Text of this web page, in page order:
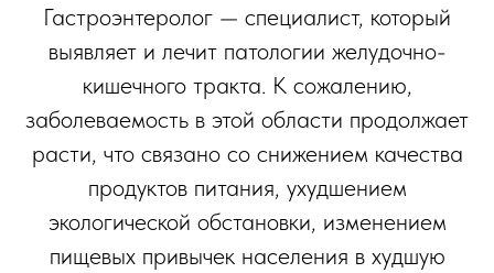
Гастроэнтеролог — специалист, который
выявляет и лечит патологии желудочно-
кишечного тракта. К сожалению,
заболеваемость в этой области продолжает
расти, что связано со снижением качества
продуктов питания, ухудшением
экологической обстановки, изменением
пищевых привычек населения в худшую